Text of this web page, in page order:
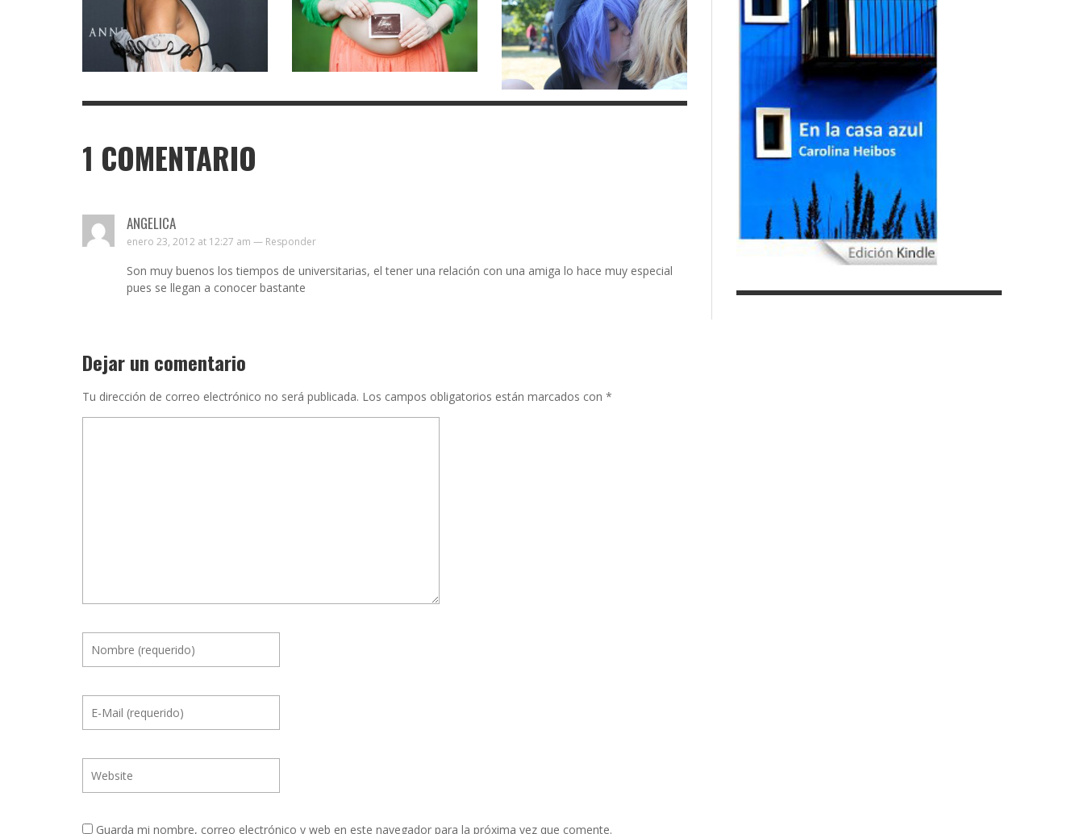
1 COMENTARIO
ANGELICA
enero 23, 2012 at 12:27 am — Responder
Son muy buenos los tiempos de universitarias, el tener una relación con una amiga lo hace muy especial
pues se llegan a conocer bastante
Dejar un comentario
Tu dirección de correo electrónico no será publicada. Los campos obligatorios están marcados con *
Guarda mi nombre, correo electrónico y web en este navegador para la próxima vez que comente.